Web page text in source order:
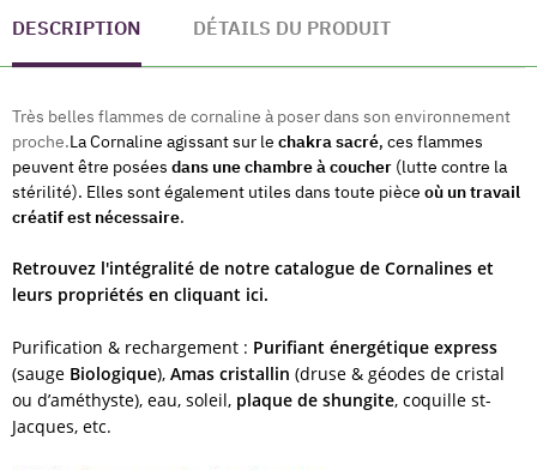
DESCRIPTION DÉTAILS DU PRODUIT
Très belles flammes de cornaline à poser dans son environnement
proche.La Cornaline agissant sur le chakra sacré, ces flammes
peuvent être posées dans une chambre à coucher (lutte contre la
stérilité). Elles sont également utiles dans toute pièce où un travail
créatif est nécessaire.
Retrouvez l'intégralité de notre catalogue de Cornalines et
leurs propriétés en cliquant ici.
Purification & rechargement : Purifiant énergétique express
(sauge Biologique), Amas cristallin (druse & géodes de cristal
ou d’améthyste), eau, soleil, plaque de shungite, coquille st-
Jacques, etc.